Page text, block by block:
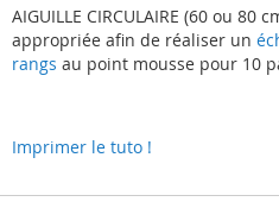
AIGUILLE CIRCULAIRE (60 ou 80
appropriée afin de réaliser un
rangs au point mousse pour 10
Imprimer le tuto !